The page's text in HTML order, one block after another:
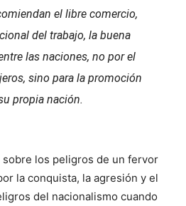
el libre comercio,
del trabajo, la buena
las naciones, no por el
sino para la promoción
propia nación.
los peligros de un fervor
la conquista, la agresión y el
del nacionalismo cuando